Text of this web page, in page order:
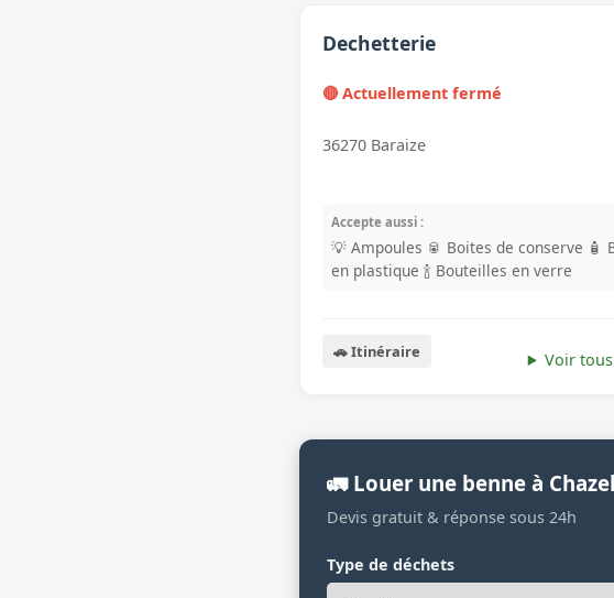
Dechetterie
🔴 Actuellement fermé
36270 Baraize
Accepte aussi :
💡 Ampoules 🥫 Boites de conserve 🧴
en plastique 🍾 Bouteilles en verre
🚗 Itinéraire Voir
🚛 Louer une benne à
Devis gratuit & réponse sous 24h
Type de déchets